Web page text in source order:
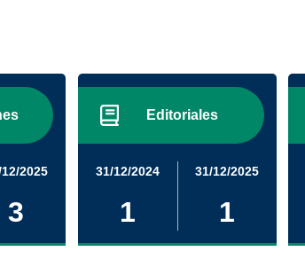
2025
3
Editoriales
31/12/2024
1
31/12/2025
1